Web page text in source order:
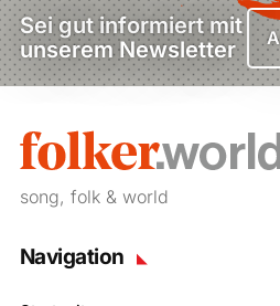
Sei gut informiert mit
unserem Newsletter
song, folk & world
Navigation